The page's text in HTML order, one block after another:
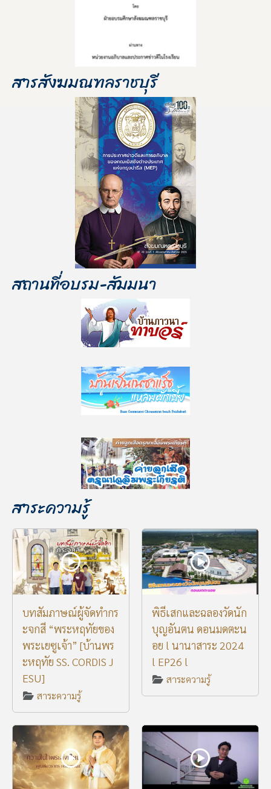
สารสังฆมณฑลราชบุรี
สถานที่อบรม-สัมมนา
สาระความรู้
บทสัมภาษณ์ผู้จัดทำกร
ะจกสี “พระหฤทัยของ
พระเยซูเจ้า” [บ้านพร
ะหฤทัย SS. CORDIS J
ESU]
สาระความรู้
พิธีเสกและฉลองวัดนัก
บุญอันตน ดอนมดตะน
อย l นานาสาระ 2024
l EP26 l
สาระความรู้